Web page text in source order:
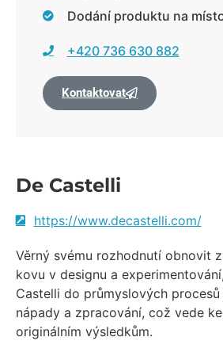
Dodání produktu na
+420 736 630 882
Kontaktovat
De Castelli
https://www.decastelli.com/
Věrný svému rozhodnutí obnovit
kovu v designu a
Castelli do průmyslových procesů
nápady a zpracování, což vede
originálním výsledkům.